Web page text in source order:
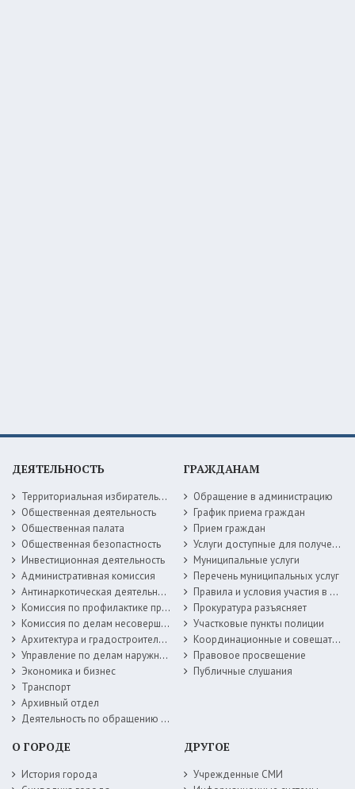
ДЕЯТЕЛЬНОСТЬ
Территориальная избирательная комиссия
Общественная деятельность
Общественная палата
Общественная безопастность
Инвестиционная деятельность
Административная комиссия
Антинаркотическая деятельность
Комиссия по профилактике правонарушений
Комиссия по делам несовершеннолетних
Архитектура и градостроительство
Управление по делам наружной рекламы
Экономика и бизнес
Транспорт
Архивный отдел
Деятельность по обращению с животными без владельцев
ГРАЖДАНАМ
Обращение в администрацию
График приема граждан
Прием граждан
Услуги доступные для получения в электронной форме
Муниципальные услуги
Перечень муниципальных услуг
Правила и условия участия в жилищных программах
Прокуратура разъясняет
Участковые пункты полиции
Координационные и совещательные органы
Правовое просвещение
Публичные слушания
О ГОРОДЕ
История города
ДРУГОЕ
Учрежденные СМИ